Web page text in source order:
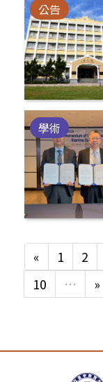
公告
學術
« 1 2
10
… »